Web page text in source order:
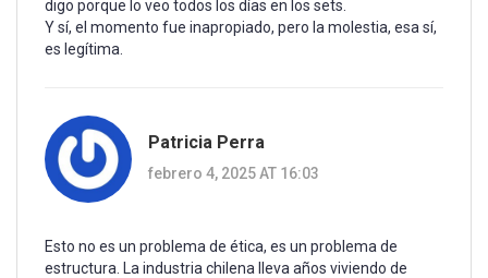
digo porque lo veo todos los días en los sets.
Y sí, el momento fue inapropiado, pero la molestia, esa sí,
es legítima.
Patricia Perra
febrero 4, 2025 AT 16:03
Esto no es un problema de ética, es un problema de
estructura. La industria chilena lleva años viviendo de